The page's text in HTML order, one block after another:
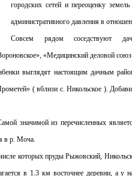
городских сетей и переоценку
административного давления в
Совсем рядом соседствуют
«Медицинский деловой
выглядят настоящим дачным
( вблизи с. Никольское ).
значимой из перечисленных
в р. Моча.
которых пруды Рыжовский,
в 1.3 км восточнее деревни, a у